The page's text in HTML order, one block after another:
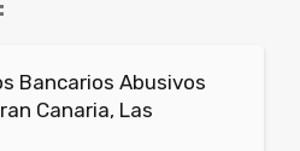
Bancarios Abusivos
Canaria, Las